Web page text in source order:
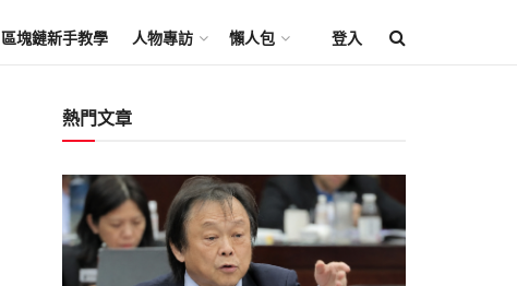
區塊鏈新手教學 人物專訪 懶人包 登入
熱門文章